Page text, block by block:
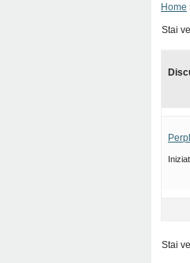
Home
Stai
Stai